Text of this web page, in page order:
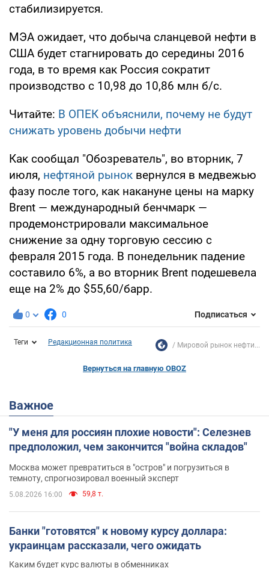
стабилизируется.
МЭА ожидает, что добыча сланцевой нефти в
США будет стагнировать до середины 2016
года, в то время как Россия сократит
производство с 10,98 до 10,86 млн б/с.
Читайте: В ОПЕК объяснили, почему не будут
снижать уровень добычи нефти
Как сообщал "Обозреватель", во вторник, 7
июля, нефтяной рынок вернулся в медвежью
фазу после того, как накануне цены на марку
Brent — международный бенчмарк —
продемонстрировали максимальное
снижение за одну торговую сессию с
февраля 2015 года. В понедельник падение
составило 6%, а во вторник Brent подешевела
еще на 2% до $55,60/барр.
0 0 Подписаться
Теги Редакционная политика Мировой рынок нефти...
Вернуться на главную OBOZ
Важное
"У меня для россиян плохие новости": Селезнев
предположил, чем закончится "война складов"
Москва может превратиться в "остров" и погрузиться в
темноту, спрогнозировал военный эксперт
5.08.2026 16:00 59,8 т.
Банки "готовятся" к новому курсу доллара:
украинцам рассказали, чего ожидать
Каким будет курс валюты в обменниках